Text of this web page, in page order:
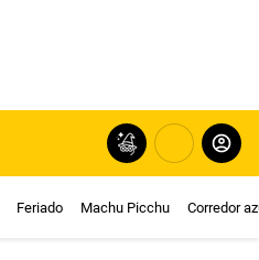
Feriado Machu Picchu Corredor